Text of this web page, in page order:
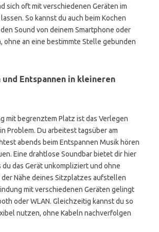
sich oft mit verschiedenen Geräten im
So kannst du auch beim Kochen
Sound von deinem Smartphone oder
ohne an eine bestimmte Stelle gebunden
Entspannen in kleineren
mit begrenztem Platz ist das Verlegen
Problem. Du arbeitest tagsüber am
abends beim Entspannen Musik hören
Eine drahtlose Soundbar bietet dir hier
du das Gerät unkompliziert und ohne
Nähe deines Sitzplatzes aufstellen
mit verschiedenen Geräten gelingt
oder WLAN. Gleichzeitig kannst du so
nutzen, ohne Kabeln nachverfolgen